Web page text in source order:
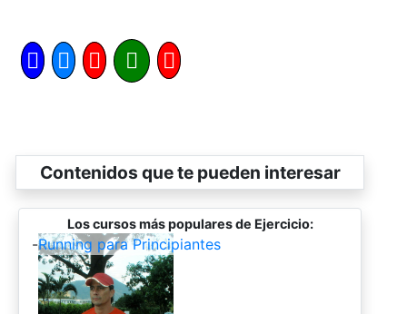
Contenidos que te pueden interesar
Los cursos más populares de Ejercicio:
-Running para Principiantes